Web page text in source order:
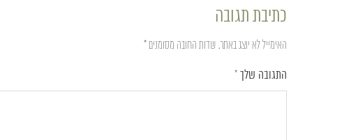
כתיבת תגובה
האימייל לא יוצג באתר. שדות החובה מסומנים *
התגובה שלך *